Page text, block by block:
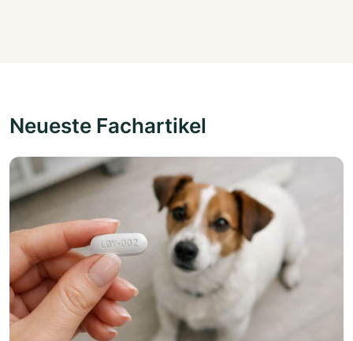
Neueste Fachartikel